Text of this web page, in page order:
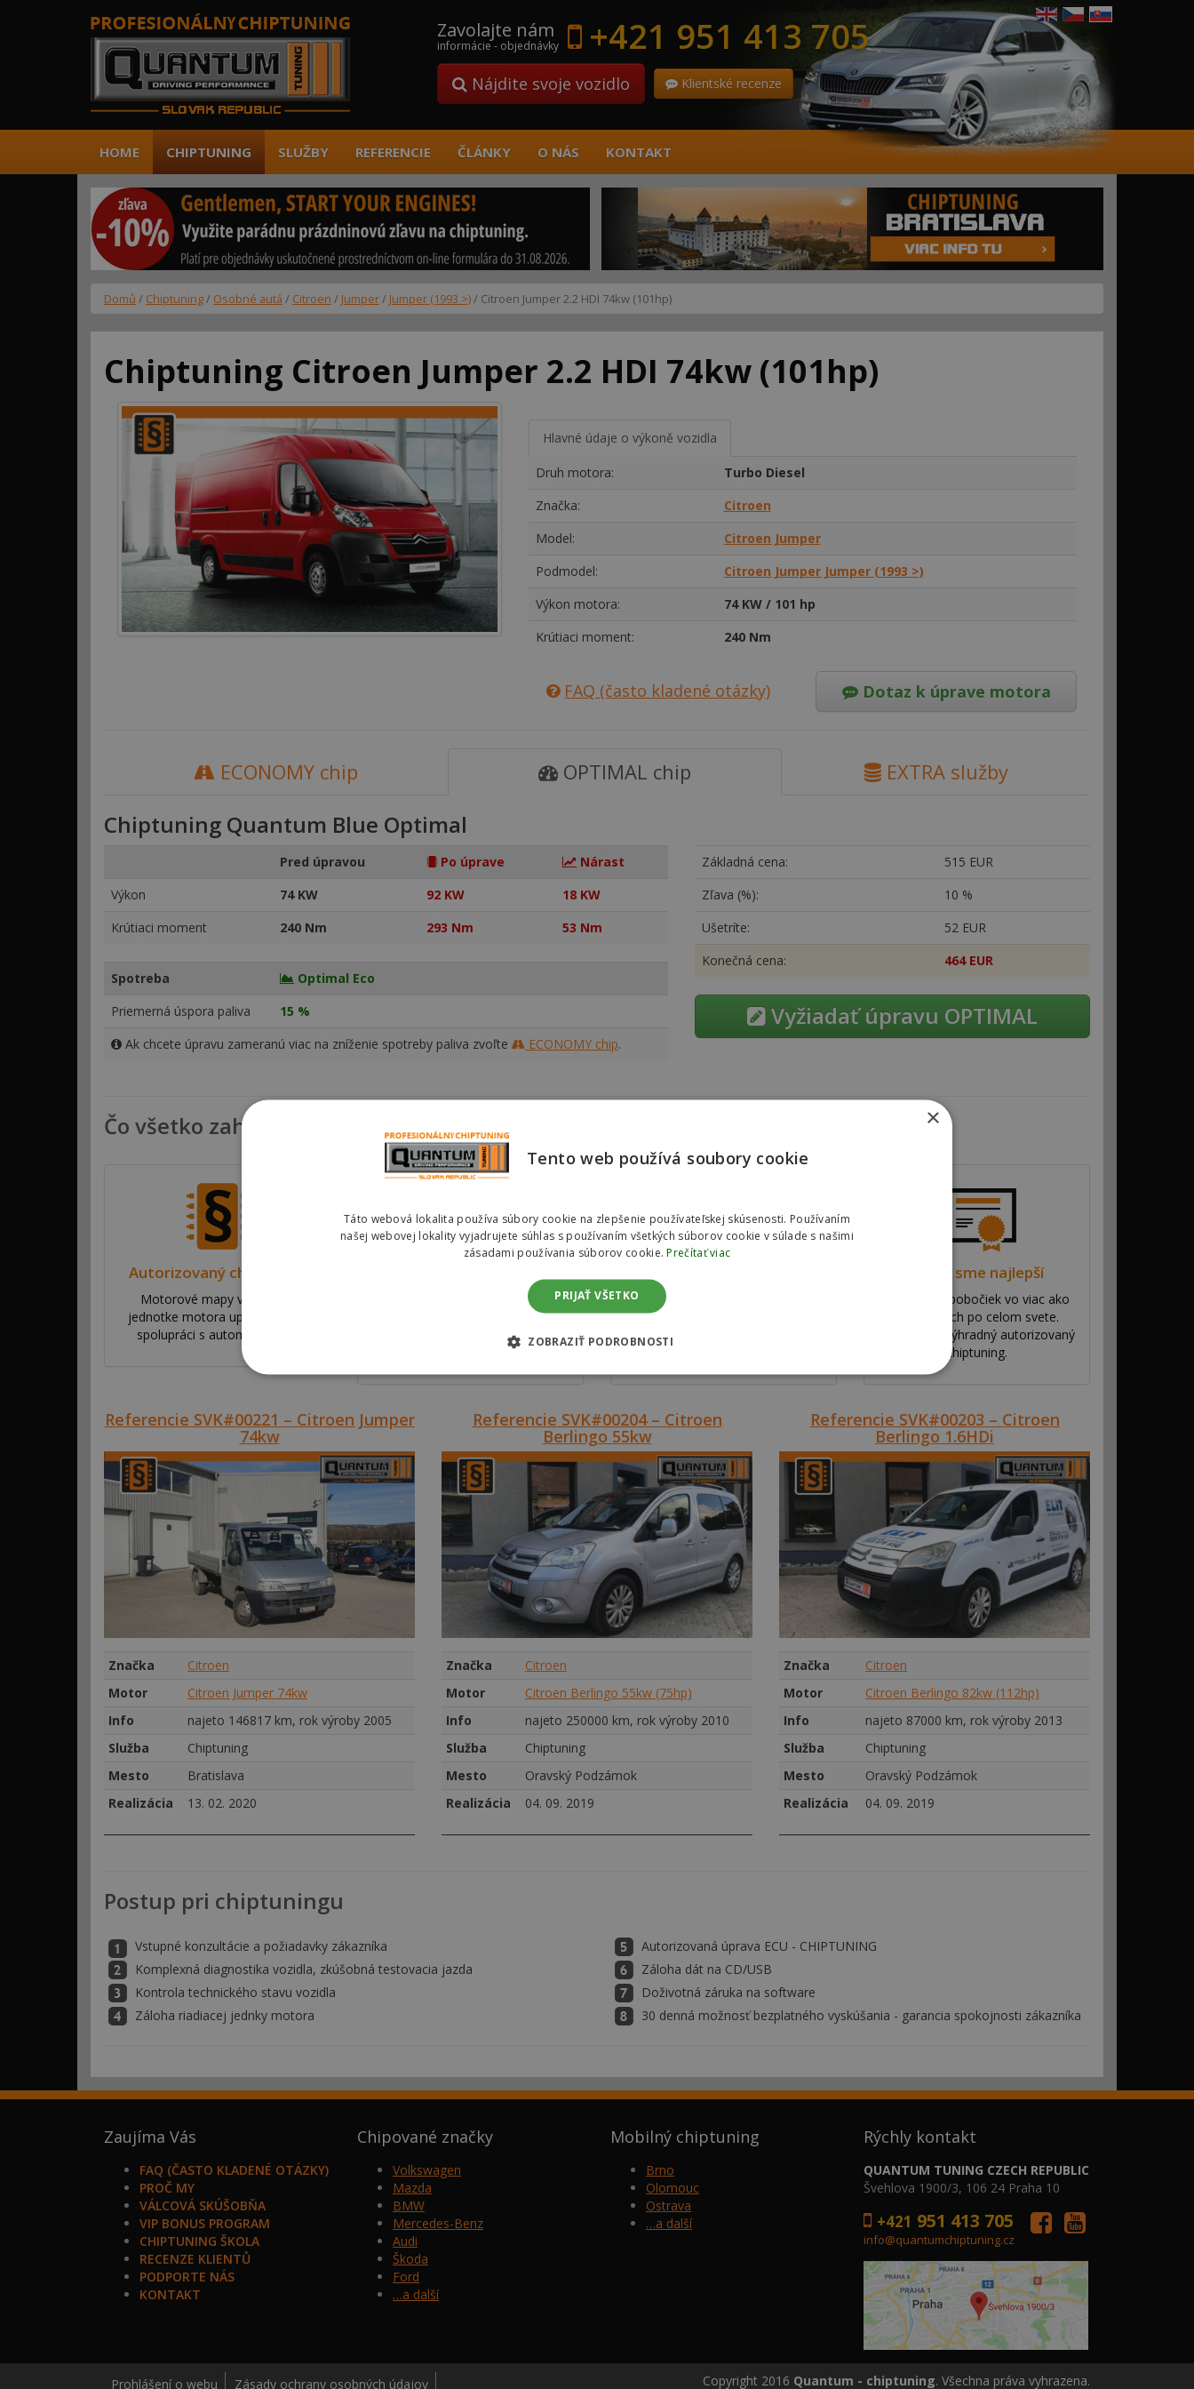
Zavolajte nám
informácie - objednávky +421 951 413 705
Nájdite svoje vozidlo Klientské recenze
HOME CHIPTUNING SLUŽBY REFERENCIE ČLÁNKY O NÁS KONTAKT
Domů / Chiptuning/ Osobné autá / Citroen / Jumper/ Jumper (1993 >)/ Citroen Jumper 2.2 HDI 74kw (101hp)
Chiptuning Citroen Jumper 2.2 HDI 74kw (101hp)
Hlavné údaje o výkoně vozidla
Druh motora:
Turbo Diesel
Značka:
Citroen
Model:
Citroen Jumper
Podmodel:
Citroen Jumper Jumper (1993 >)
Výkon motora:
74 KW / 101 hp
Krútiaci moment:
240 Nm
FAQ (často kladené otázky) Dotaz k úprave motora
ECONOMY chip OPTIMAL chip EXTRA služby
Chiptuning Quantum Blue Optimal
Pred úpravou Po úprave
Nárast
Výkon
74 KW 92 KW
18 KW
Krútiaci moment
240 Nm 293 Nm 53 Nm
Spotreba
Optimal Eco
Priemerná úspora paliva
15 %
Ak chcete úpravu zameranú viac na zníženie spotreby paliva zvoľte
ECONOMY chip.
Základná cena:
515 EUR
Zľava (%):
10 %
Ušetríte:
52 EUR
Konečná cena:
464 EUR
Vyžiadať úpravu OPTIMAL
Čo všetko zahŕňa chiptuning
Autorizovaný chiptuning
Motorové mapy v riadiacej
jednotke motora upravujeme v
spolupráci s automobilkami.
Ponúkame softwérovú úpravu
riadiacej jednotky motora v dvoch
variantách pre zvýšenie výkonu
Upravujeme riadiace jednotky
motora s dôrazom na zníženie
spotreby paliva v dvoch
Prečo sme najlepší
Máme sieť pobočiek vo viac ako
53 krajinách po celom svete.
Ponúkame výhradný autorizovaný
chiptuning.
Referencie SVK#00221 – Citroen Jumper
74kw
Značka
Citroen
Motor
Citroen Jumper 74kw
Info
najeto 146817 km, rok výroby 2005
Služba
Chiptuning
Mesto
Bratislava
Realizácia
13. 02. 2020
Referencie SVK#00204 – Citroen
Berlingo 55kw
Značka
Citroen
Motor
Citroen Berlingo 55kw (75hp)
Info
najeto 250000 km, rok výroby 2010
Služba
Chiptuning
Mesto
Oravský Podzámok
Realizácia
04. 09. 2019
Referencie SVK#00203 – Citroen
Berlingo 1.6HDi
Značka
Citroen
Motor
Citroen Berlingo 82kw (112hp)
Info
najeto 87000 km, rok výroby 2013
Služba
Chiptuning
Mesto
Oravský Podzámok
Realizácia
04. 09. 2019
Postup pri chiptuningu
Vstupné konzultácie a požiadavky zákazníka
Komplexná diagnostika vozidla, zkúšobná testovacia jazda
Kontrola technického stavu vozidla
Záloha riadiacej jednky motora
Autorizovaná úprava ECU - CHIPTUNING
Záloha dát na CD/USB
Doživotná záruka na software
30 denná možnosť bezplatného vyskúšania - garancia spokojnosti zákazníka
Zaujíma Vás
FAQ (ČASTO KLADENÉ OTÁZKY)
PROČ MY
VÁLCOVÁ SKÚŠOBŇA
VIP BONUS PROGRAM
CHIPTUNING ŠKOLA
RECENZE KLIENTŮ
PODPORTE NÁS
KONTAKT
Chipované značky
Volkswagen
Mazda
BMW
Mercedes-Benz
Audi
Škoda
Ford
…a další
Mobilný chiptuning
Brno
Olomouc
Ostrava
…a další
Rýchly kontakt
QUANTUM TUNING CZECH REPUBLIC
Švehlova 1900/3, 106 24 Praha 10
+421 951 413 705
info@quantumchiptuning.cz
Prohlášení o webu Zásady ochrany osobných údajov Copyright 2016 Quantum - chiptuning. Všechna práva vyhrazena.
×
Tento web používá soubory cookie
Táto webová lokalita používa súbory cookie na zlepšenie používateľskej skúsenosti. Používaním
našej webovej lokality vyjadrujete súhlas s používaním všetkých súborov cookie v súlade s našimi
zásadami používania súborov cookie.Prečítať viac
PRIJAŤ VŠETKO
ZOBRAZIŤ PODROBNOSTI